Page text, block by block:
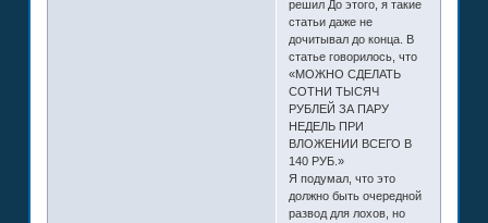
решил До этого, я такие
статьи даже не
дочитывал до конца. В
статье говорилось, что
«МОЖНО СДЕЛАТЬ
СОТНИ ТЫСЯЧ
РУБЛЕЙ ЗА ПАРУ
НЕДЕЛЬ ПРИ
ВЛОЖЕНИИ ВСЕГО В
140 РУБ.»
Я подумал, что это
должно быть очередной
развод для лохов, но